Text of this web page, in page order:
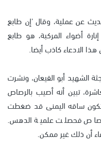
عن عملية، وقال 'إن طابع
أضواء المركبة، هو طابع
الادعاء كاذب أيضا.
الشهيد أبو القيعان، ونشرت
تبين أنه أصيب بالرصاص
ساقه اليمنى قد ضغطت
فحصلت علمية الدهس.
أن ذلك غير ممكن.